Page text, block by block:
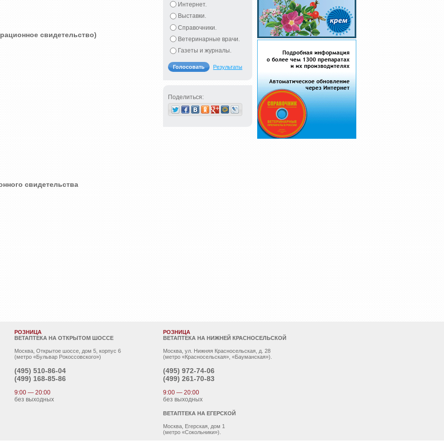
свидетельство)
свидетельства
Интернет.
Выставки.
Справочники.
Ветеринарные врачи.
Газеты и журналы.
Результаты
Поделиться:
РОЗНИЦА
ВЕТАПТЕКА НА ОТКРЫТОМ ШОССЕ
Москва, Открытое шоссе, дом 5, корпус 6
(метро «Бульвар Рокоссовского»)
(495) 510-86-04
(499) 168-85-86
9:00 — 20:00
без выходных
РОЗНИЦА
ВЕТАПТЕКА НА НИЖНЕЙ КРАСНОСЕЛЬСКОЙ
Москва, ул. Нижняя Красносельская, д. 28
(метро «Красносельская», «Бауманская»).
(495) 972-74-06
(499) 261-70-83
9:00 — 20:00
без выходных
ВЕТАПТЕКА НА ЕГЕРСКОЙ
Москва, Егерская, дом 1
(метро «Сокольники»).